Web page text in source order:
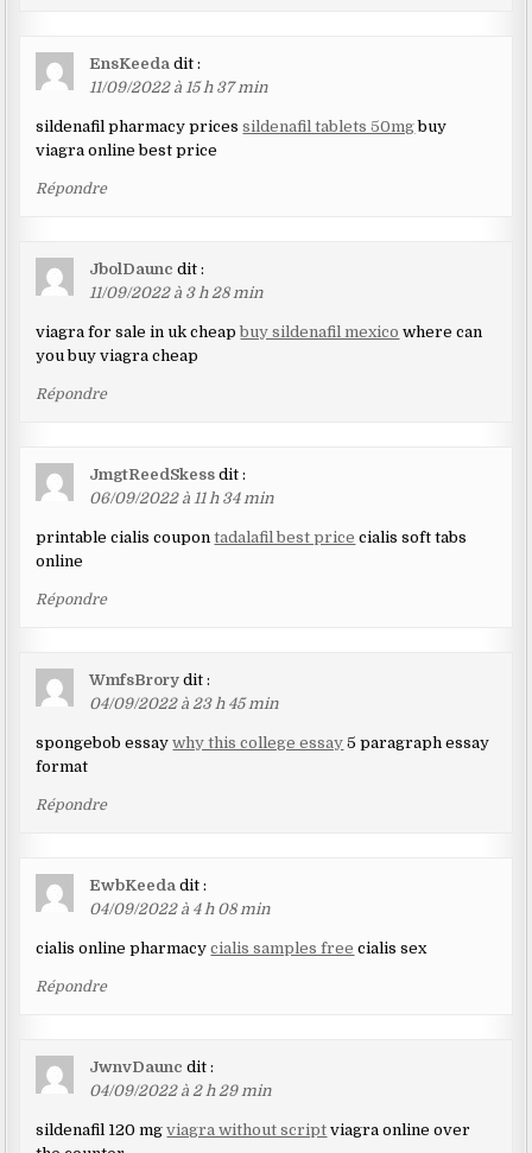
EnsKeeda dit :
11/09/2022 à 15 h 37 min
sildenafil pharmacy pricessildenafil tablets 50mgbuy
viagra online best price
Répondre
JbolDaunc dit :
11/09/2022 à 3 h 28 min
viagra for sale in uk cheapbuy sildenafil mexico where can
you buy viagra cheap
Répondre
JmgtReedSkess dit :
06/09/2022 à 11 h 34 min
printable cialis coupontadalafil best price cialis soft tabs
online
Répondre
WmfsBrory dit :
04/09/2022 à 23 h 45 min
spongebob essaywhy this college essay 5 paragraph essay
format
Répondre
EwbKeeda dit :
04/09/2022 à 4 h 08 min
cialis online pharmacycialis samples free cialis sex
Répondre
JwnvDaunc dit :
04/09/2022 à 2 h 29 min
sildenafil 120 mgviagra without script viagra online over